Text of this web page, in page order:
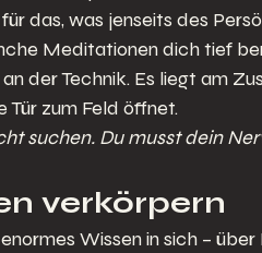
das, was jenseits des
Meditationen dich tief
der Technik. Es liegt am
Tür zum Feld öffnet.
suchen. Du musst dein
verkörpern
Wissen in sich –